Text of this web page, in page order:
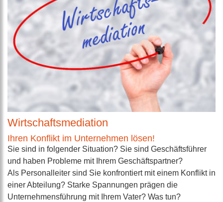
Wirtschaftsmediation
Ihren Konflikt im Unternehmen lösen!
Sie sind in folgender Situation? Sie sind Geschäftsführer
und haben Probleme mit Ihrem Geschäftspartner?
Als Personalleiter sind Sie konfrontiert mit einem Konflikt in
einer Abteilung? Starke Spannungen prägen die
Unternehmensführung mit Ihrem Vater? Was tun?